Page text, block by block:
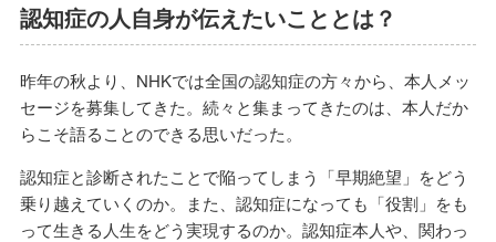
認知症の人自身が伝えたいこととは？
昨年の秋より、NHKでは全国の認知症の方々から、本人メッ
セージを募集してきた。続々と集まってきたのは、本人だか
らこそ語ることのできる思いだった。
認知症と診断されたことで陥ってしまう「早期絶望」をどう
乗り越えていくのか。また、認知症になっても「役割」をも
って生きる人生をどう実現するのか。認知症本人や、関わっ